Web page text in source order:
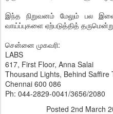
இந்த நிறுவனம் மேலும் பல
வாய்ப்புகளை ஏற்படுத்தித்
சென்னை முகவரி:
LABS
617, First Floor, Anna Salai
Thousand Lights, Behind Saffire
Chennai 600 086
Ph: 044-2829-0041/3656/2080
Posted 2nd March